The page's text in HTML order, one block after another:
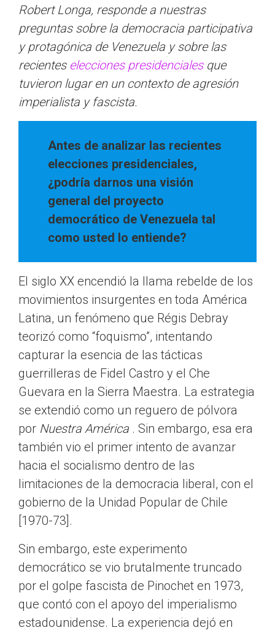
Robert Longa, responde a nuestras
preguntas sobre la democracia participativa
y protagónica de Venezuela y sobre las
recientes elecciones presidencialesque
tuvieron lugar en un contexto de agresión
imperialista y fascista.
Antes de analizar las recientes
elecciones presidenciales,
¿podría darnos una visión
general del proyecto
democrático de Venezuela tal
como usted lo entiende?
El siglo XX encendió la llama rebelde de los
movimientos insurgentes en toda América
Latina, un fenómeno que Régis Debray
teorizó como “foquismo”, intentando
capturar la esencia de las tácticas
guerrilleras de Fidel Castro y el Che
Guevara en la Sierra Maestra. La estrategia
se extendió como un reguero de pólvora
por Nuestra América . Sin embargo, esa era
también vio el primer intento de avanzar
hacia el socialismo dentro de las
limitaciones de la democracia liberal, con el
gobierno de la Unidad Popular de Chile
[1970-73].
Sin embargo, este experimento
democrático se vio brutalmente truncado
por el golpe fascista de Pinochet en 1973,
que contó con el apoyo del imperialismo
estadounidense. La experiencia dejó en